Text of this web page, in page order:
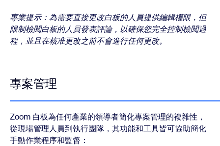
專業提示：為需要直接更改白板的人員提供編輯權限，但
限制檢閱白板的人員發表評論，以確保您完全控制檢閱過
程，並且在核准更改之前不會進行任何更改。
專案管理
Zoom 白板為任何產業的領導者簡化專案管理的複雜性，
從現場管理人員到執行團隊，其功能和工具皆可協助簡化
手動作業程序和監督：